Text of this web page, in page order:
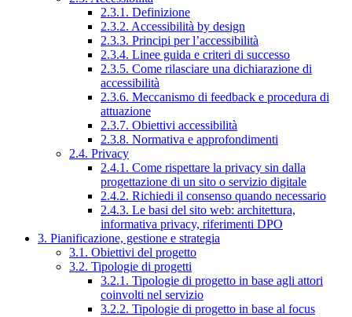
2.3.1. Definizione
2.3.2. Accessibilità by design
2.3.3. Principi per l’accessibilità
2.3.4. Linee guida e criteri di successo
2.3.5. Come rilasciare una dichiarazione di
accessibilità
2.3.6. Meccanismo di feedback e procedura di
attuazione
2.3.7. Obiettivi accessibilità
2.3.8. Normativa e approfondimenti
2.4. Privacy
2.4.1. Come rispettare la privacy sin dalla
progettazione di un sito o servizio digitale
2.4.2. Richiedi il consenso quando necessario
2.4.3. Le basi del sito web: architettura,
informativa privacy, riferimenti DPO
3. Pianificazione, gestione e strategia
3.1. Obiettivi del progetto
3.2. Tipologie di progetti
3.2.1. Tipologie di progetto in base agli attori
coinvolti nel servizio
3.2.2. Tipologie di progetto in base al focus